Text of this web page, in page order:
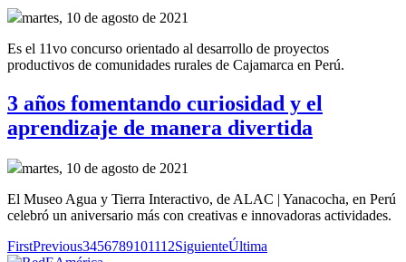
martes, 10 de agosto de 2021
Es el 11vo concurso orientado al desarrollo de proyectos
productivos de comunidades rurales de Cajamarca en Perú.
3 años fomentando curiosidad y el
aprendizaje de manera divertida
martes, 10 de agosto de 2021
El Museo Agua y Tierra Interactivo, de ALAC | Yanacocha, en Perú
celebró un aniversario más con creativas e innovadoras actividades.
FirstPrevious3456789101112SiguienteÚltima